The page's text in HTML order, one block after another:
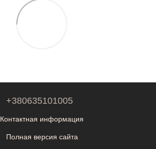
+380635101005
Контактная информация
Полная версия сайта